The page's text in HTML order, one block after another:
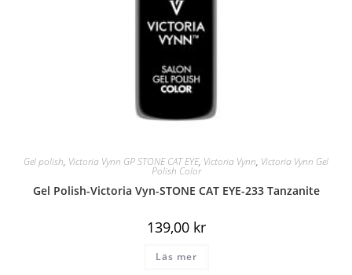
Gel polish, Victoria Vynn GP STONE CAT EYE, Victoria Vynn, Victoria Vynn Gel
Polish Color
Gel Polish-Victoria Vyn-STONE CAT EYE-233 Tanzanite
139,00 kr
Läs mer